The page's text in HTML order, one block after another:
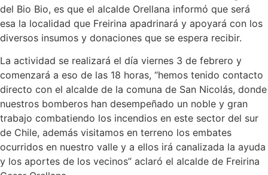
del Bio Bio, es que el alcalde Orellana informó que será
esa la localidad que Freirina apadrinará y apoyará con los
diversos insumos y donaciones que se espera recibir.
La actividad se realizará el día viernes 3 de febrero y
comenzará a eso de las 18 horas, “hemos tenido contacto
directo con el alcalde de la comuna de San Nicolás, donde
nuestros bomberos han desempeñado un noble y gran
trabajo combatiendo los incendios en este sector del sur
de Chile, además visitamos en terreno los embates
ocurridos en nuestro valle y a ellos irá canalizada la ayuda
y los aportes de los vecinos” aclaró el alcalde de Freirina